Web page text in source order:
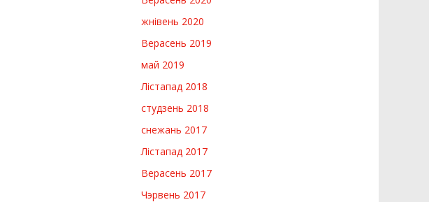
жнівень 2020
Верасень 2019
май 2019
Лістапад 2018
студзень 2018
снежань 2017
Лістапад 2017
Верасень 2017
Чэрвень 2017